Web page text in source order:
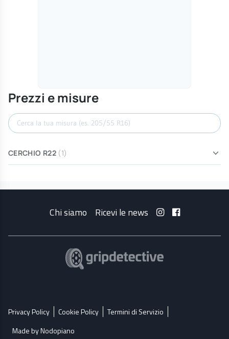
Prezzi e misure
Cerca misura
CERCHIO R22 (1)
Chi siamo Ricevi le news
Privacy Policy Cookie Policy
Termini di Servizio
Made by Nodopiano